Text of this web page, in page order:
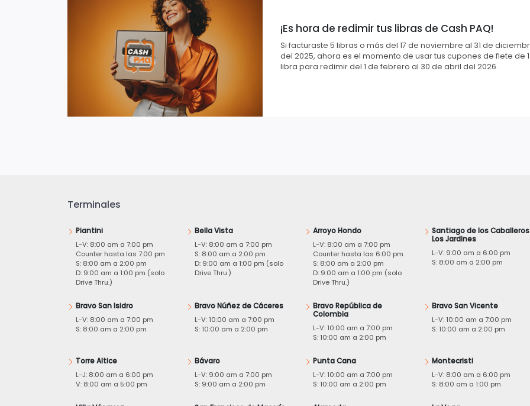
¡Es hora de redimir tus libras de Cash PAQ!
Si facturaste 5 libras o más del 17 de noviembre al 31 de
del 2025, ahora es el momento de usar tus cupones de flete de 1
libra para redimir del 1 de febrero al 30 de abril del 2026.
Terminales
Piantini
L-V: 8:00 am a 7:00 pm
Counter hasta las 7:00 pm
S: 8:00 am a 2:00 pm
D: 9:00 am a 1:00 pm (solo
Drive Thru.)
Bella Vista
L-V: 8:00 am a 7:00 pm
S: 8:00 am a 2:00 pm
D: 9:00 am a 1:00 pm (solo
Drive Thru.)
Arroyo Hondo
L-V: 8:00 am a 7:00 pm
Counter hasta las 6:00 pm
S: 8:00 am a 2:00 pm
D: 9:00 am a 1:00 pm (solo
Drive Thru.)
Santiago de los
Los Jardines
L-V: 9:00 am a 6:00 pm
S: 8:00 am a 2:00 pm
Bravo San Isidro
L-V: 8:00 am a 7:00 pm
S: 8:00 am a 2:00 pm
Bravo Núñez de Cáceres
L-V: 10:00 am a 7:00 pm
S: 10:00 am a 2:00 pm
Bravo República de
Colombia
L-V: 10:00 am a 7:00 pm
S: 10:00 am a 2:00 pm
Bravo San Vicente
L-V: 10:00 am a 7:00 pm
S: 10:00 am a 2:00 pm
Torre Altice
L-J: 8:00 am a 6:00 pm
V: 8:00 am a 5:00 pm
Bávaro
L-V: 9:00 am a 7:00 pm
S: 9:00 am a 2:00 pm
Punta Cana
L-V: 10:00 am a 7:00 pm
S: 10:00 am a 2:00 pm
Montecristi
L-V: 8:00 am a 6:00 pm
S: 8:00 am a 1:00 pm